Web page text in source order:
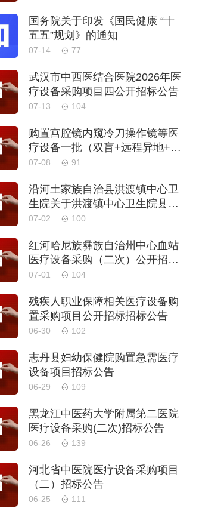
国务院关于印发《国民健康 “十
五五”规划》的通知
07-14 77
武汉市中西医结合医院2026年医
疗设备采购项目四公开招标公告
07-13 104
购置宫腔镜内窥冷刀操作镜等医
疗设备一批（双盲+远程异地+分
散）
07-08 91
沿河土家族自治县洪渡镇中心卫
生院关于洪渡镇中心卫生院县域
医疗次中心医疗设备采购项目的
07-02 100
红河哈尼族彝族自治州中心血站
医疗设备采购（二次）公开招标
公告
07-01 104
残疾人职业保障相关医疗设备购
置采购项目公开招标招标公告
06-30 102
志丹县妇幼保健院购置急需医疗
设备项目招标公告
06-29 109
黑龙江中医药大学附属第二医院
医疗设备采购(二次)招标公告
06-26 139
河北省中医院医疗设备采购项目
（二）招标公告
06-25 111